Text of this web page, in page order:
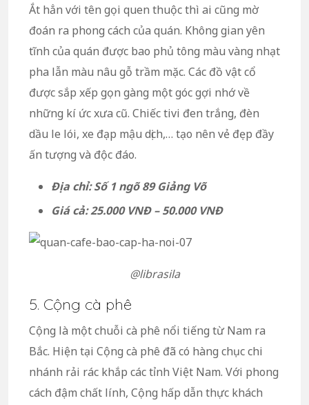
Ắt hẳn với tên gọi quen thuộc thì ai cũng mờ
đoán ra phong cách của quán. Không gian yên
tĩnh của quán được bao phủ tông màu vàng nhạt
pha lẫn màu nâu gỗ trầm mặc. Các đồ vật cổ
được sắp xếp gọn gàng một góc gợi nhớ về
những kí ức xưa cũ. Chiếc tivi đen trắng, đèn
dầu le lói, xe đạp mậu dịch,… tạo nên vẻ đẹp đầy
ấn tượng và độc đáo.
Địa chỉ: Số 1 ngõ 89 Giảng Võ
Giá cả: 25.000 VNĐ – 50.000 VNĐ
@librasila
5. Cộng cà phê
Cộng là một chuỗi cà phê nổi tiếng từ Nam ra
Bắc. Hiện tại Cộng cà phê đã có hàng chục chi
nhánh rải rác khắp các tỉnh Việt Nam. Với phong
cách đậm chất lính, Cộng hấp dẫn thực khách